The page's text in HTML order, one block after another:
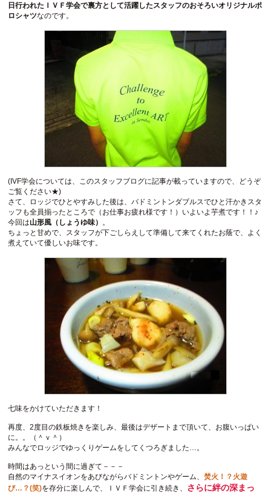
日行われたＩＶＦ学会で裏方として活躍したスタッフのおそろいオリジナルポ
ロシャツなのです。
(IVF学会については、このスタッフブログに記事が載っていますので、どうぞ
ご覧ください★)
さて、ロッジでひとやすみした後は、バドミントンダブルスでひと汗かきスタ
ッフも全員揃ったところで（お仕事お疲れ様です！）いよいよ芋煮です！！♪
今回は山形風（しょうゆ味） 。
ちょっと甘めで、スタッフが下ごしらえして準備して来てくれたお蔭で、よく
煮えていて優しいお味です。
七味をかけていただきます！
再度、2度目の鉄板焼きを楽しみ、最後はデザートまで頂いて、お腹いっぱい
に。。（＾ｖ＾）
みんなでロッジでゆっくりゲームをしてくつろぎました…。
時間はあっという間に過ぎて－－－
自然のマイナスイオンをあびながらバドミントンやゲーム、焚火！？火遊
び…？(笑)を存分に楽しんで、ＩＶＦ学会に引き続き、 さらに絆の深まっ